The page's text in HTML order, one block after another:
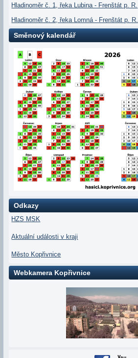
Hladinoměr č. 1, řeka Lubina - Frenštát p. R.
Hladinoměr č. 2, řeka Lomná - Frenštát p. R.
Směnový kalendář
Odkazy
HZS MSK
Aktuální události v kraji
Město Kopřivnice
Webkamera Kopřivnice